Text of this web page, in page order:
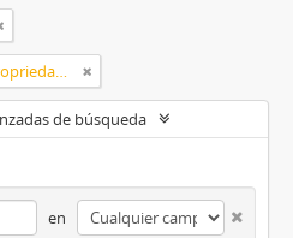
INPI - Instituto Nacional da Propriedade Industrial
de búsqueda
en